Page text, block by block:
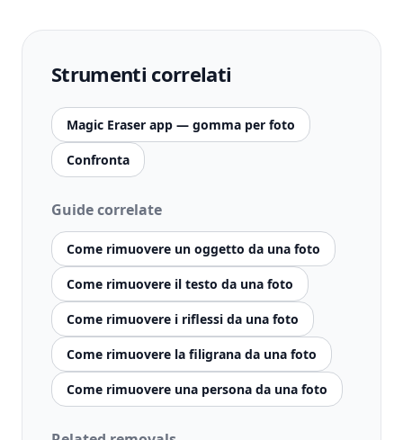
Strumenti correlati
Magic Eraser app — gomma per foto
Confronta
Guide correlate
Come rimuovere un oggetto da una foto
Come rimuovere il testo da una foto
Come rimuovere i riflessi da una foto
Come rimuovere la filigrana da una foto
Come rimuovere una persona da una foto